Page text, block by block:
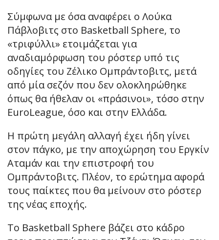
Σύμφωνα με όσα αναφέρει ο Λούκα
Πάβλοβιτς στο Basketball Sphere, το
«τριφύλλι» ετοιμάζεται για
αναδιαμόρφωση του ρόστερ υπό τις
οδηγίες του Ζέλικο Ομπράντοβιτς, μετά
από μία σεζόν που δεν ολοκληρώθηκε
όπως θα ήθελαν οι «πράσινοι», τόσο στην
EuroLeague, όσο και στην Ελλάδα.
Η πρώτη μεγάλη αλλαγή έχει ήδη γίνει
στον πάγκο, με την αποχώρηση του Εργκίν
Αταμάν και την επιστροφή του
Ομπράντοβιτς. Πλέον, το ερώτημα αφορά
τους παίκτες που θα μείνουν στο ρόστερ
της νέας εποχής.
Το Basketball Sphere βάζει στο κάδρο